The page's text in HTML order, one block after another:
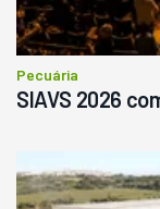
Pecuária
SIAVS 2026